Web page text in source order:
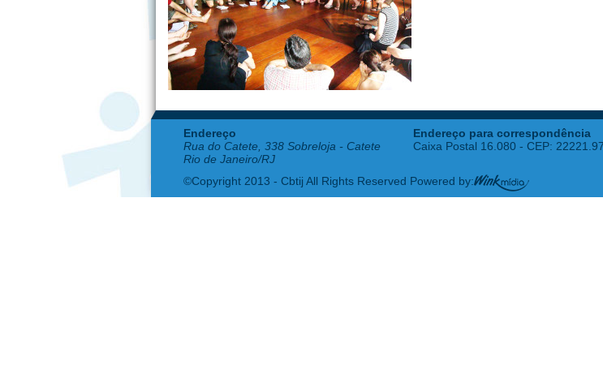
Endereço
Rua do Catete, 338 Sobreloja - Catete
Rio de Janeiro/RJ
Endereço para correspondência
Caixa Postal 16.080 - CEP:
©Copyright 2013 - Cbtij All Rights Reserved Powered by: